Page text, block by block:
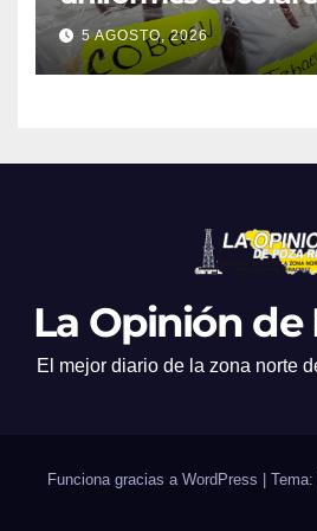
promociones
5 AGOSTO, 2026
La Opinión de
El mejor diario de la zona norte
Funciona gracias a WordPress